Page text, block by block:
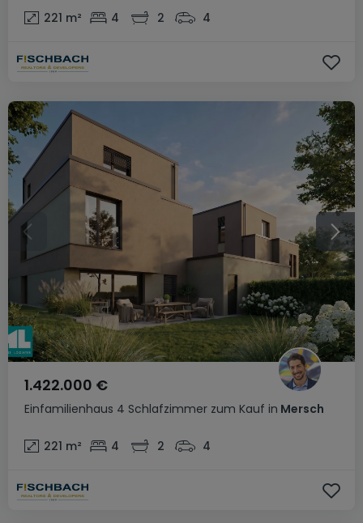
221 m² 4 2 4
Einfamilienhaus 4 Schlafzimmer zum Kauf in Mersch
1.422.000 €
221 m² 4 2 4